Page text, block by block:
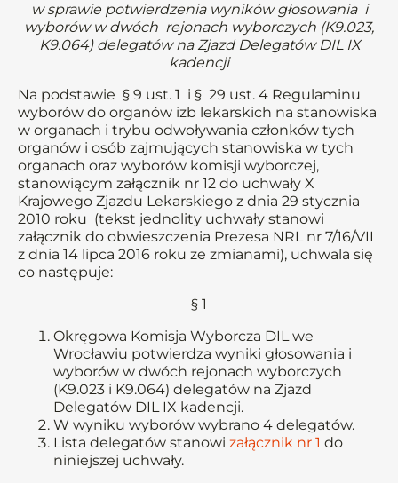
w sprawie potwierdzenia wyników głosowania i
wyborów w dwóch rejonach wyborczych (K9.023,
K9.064) delegatów na Zjazd Delegatów DIL IX
kadencji
Na podstawie § 9 ust. 1 i § 29 ust. 4 Regulaminu
wyborów do organów izb lekarskich na stanowiska
w organach i trybu odwoływania członków tych
organów i osób zajmujących stanowiska w tych
organach oraz wyborów komisji wyborczej,
stanowiącym załącznik nr 12 do uchwały X
Krajowego Zjazdu Lekarskiego z dnia 29 stycznia
2010 roku (tekst jednolity uchwały stanowi
załącznik do obwieszczenia Prezesa NRL nr 7/16/VII
z dnia 14 lipca 2016 roku ze zmianami), uchwala się
co następuje:
§ 1
Okręgowa Komisja Wyborcza DIL we
Wrocławiu potwierdza wyniki głosowania i
wyborów w dwóch rejonach wyborczych
(K9.023 i K9.064) delegatów na Zjazd
Delegatów DIL IX kadencji.
W wyniku wyborów wybrano 4 delegatów.
Lista delegatów stanowi załącznik nr 1 do
niniejszej uchwały.